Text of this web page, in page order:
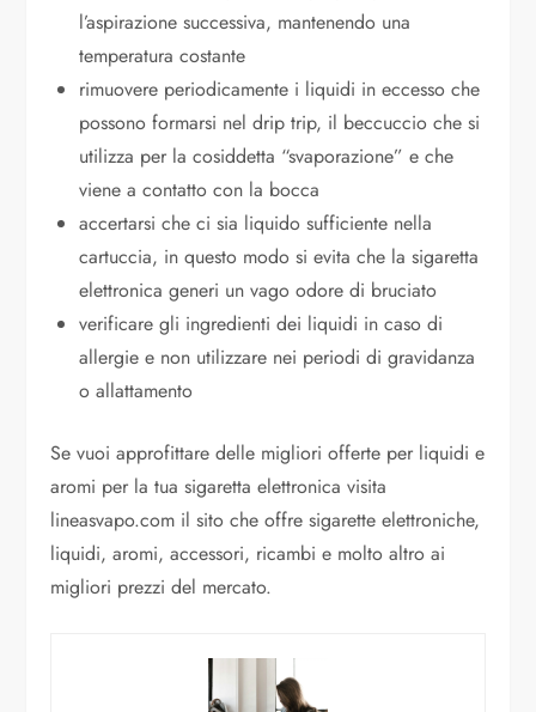
l’aspirazione successiva, mantenendo una
temperatura costante
rimuovere periodicamente i liquidi in eccesso che
possono formarsi nel drip trip, il beccuccio che si
utilizza per la cosiddetta “svaporazione” e che
viene a contatto con la bocca
accertarsi che ci sia liquido sufficiente nella
cartuccia, in questo modo si evita che la sigaretta
elettronica generi un vago odore di bruciato
verificare gli ingredienti dei liquidi in caso di
allergie e non utilizzare nei periodi di gravidanza
o allattamento
Se vuoi approfittare delle migliori offerte per liquidi e
aromi per la tua sigaretta elettronica visita
lineasvapo.com il sito che offre sigarette elettroniche,
liquidi, aromi, accessori, ricambi e molto altro ai
migliori prezzi del mercato.